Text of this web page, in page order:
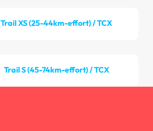
Trail XS (25-44km-effort) / TCX
Trail S (45-74km-effort) / TCX